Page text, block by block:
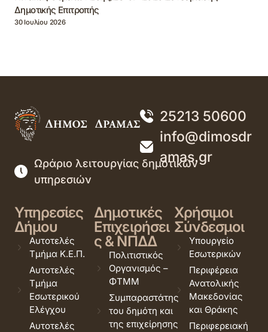
Δημοτικής Επιτροπής
30 Ιουλίου 2026
25213 50600
info@dimosdr
amas.gr
Ωράριο λειτουργίας δημοτικών
υπηρεσιών
Υπηρεσίες
Δήμου
Αυτοτελές
Τμήμα Κ.Ε.Π.
Αυτοτελές
Τμήμα
Εσωτερικού
Ελέγχου
Αυτοτελές
Δημοτικές
Επιχειρήσει
ς & ΝΠΔΔ
Πολιτιστικός
Οργανισμός –
ΦΤΜΜ
Συμπαραστάτης
του δημότη και
της επιχείρησης
Χρήσιμοι
Σύνδεσμοι
Υπουργείο
Εσωτερικών
Περιφέρεια
Ανατολικής
Μακεδονίας
και Θράκης
Περιφερειακή